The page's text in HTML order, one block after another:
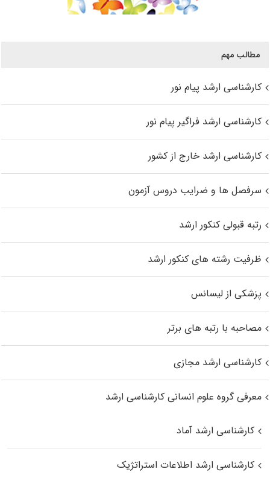
مطالب مهم
کارشناسی ارشد پیام نور
کارشناسی ارشد فراگیر پیام نور
کارشناسی ارشد خارج از کشور
سرفصل ها و ضرایب دروس آزمون
رتبه قبولی کنکور ارشد
ظرفیت رشته های کنکور ارشد
پزشکی از لیسانس
مصاحبه با رتبه های برتر
کارشناسی ارشد مجازی
معرفی گروه علوم انسانی کارشناسی ارشد
کارشناسی ارشد آماد
کارشناسی ارشد اطلاعات استراتژیک